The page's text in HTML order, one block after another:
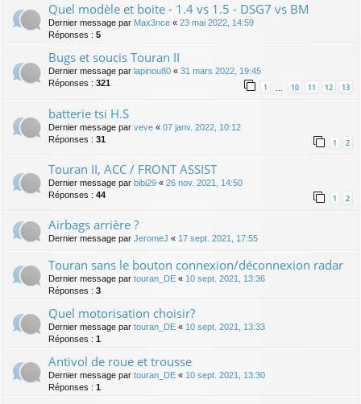
Quel modèle et boite - 1.4 vs 1.5 - DSG7 vs BM
Dernier message par Max3nce « 23 mai 2022, 14:59
Réponses : 5
Bugs et soucis Touran II
Dernier message par lapinou80 « 31 mars 2022, 19:45
Réponses : 321 1 10 11 12 13
batterie tsi H.S
Dernier message par veve « 07 janv. 2022, 10:12
Réponses : 31 1 2
Touran II, ACC / FRONT ASSIST
Dernier message par bibi29 « 26 nov. 2021, 14:50
Réponses : 44 1 2
Airbags arrière ?
Dernier message par JeromeJ « 17 sept. 2021, 17:55
Touran sans le bouton connexion/déconnexion radar
Dernier message par touran_DE « 10 sept. 2021, 13:36
Réponses : 3
Quel motorisation choisir?
Dernier message par touran_DE « 10 sept. 2021, 13:33
Réponses : 1
Antivol de roue et trousse
Dernier message par touran_DE « 10 sept. 2021, 13:30
Réponses : 1